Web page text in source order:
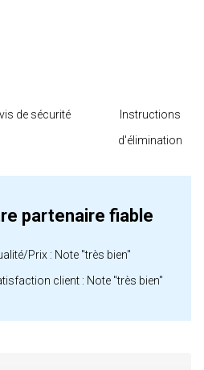
de sécurité
Instructions
d'élimination
partenaire fiable
Prix : Note "très bien"
client : Note "très bien"